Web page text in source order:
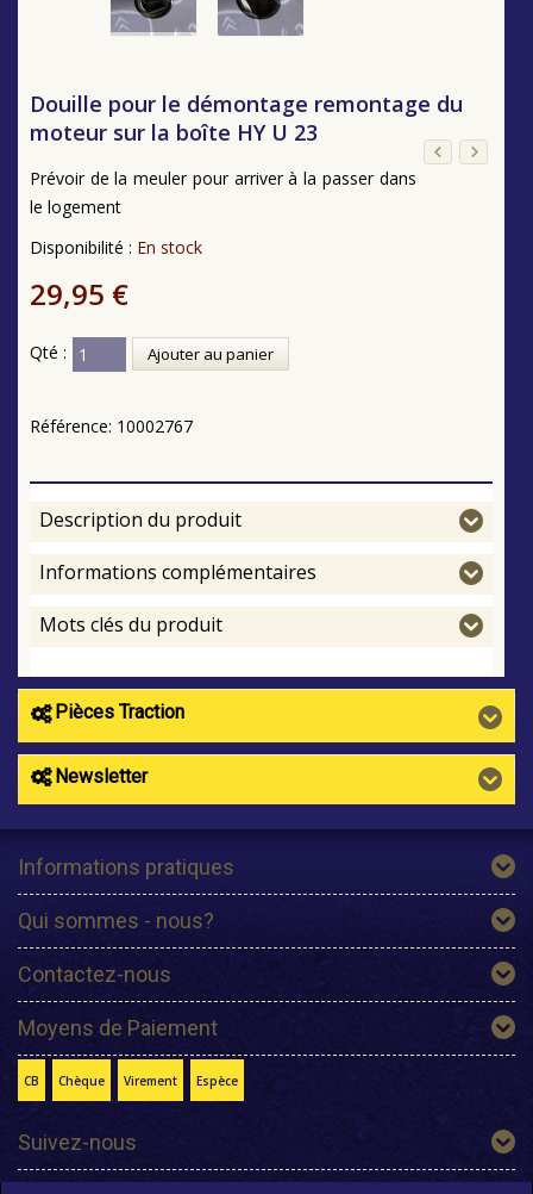
Douille pour le démontage remontage du
moteur sur la boîte HY U 23
Prévoir de la meuler pour arriver à la passer dans
le logement
Disponibilité : En stock
29,95 €
Qté : Ajouter au panier
Référence: 10002767
Description du produit
Informations complémentaires
Mots clés du produit
Pièces Traction
Newsletter
Informations pratiques
Qui sommes - nous?
Contactez-nous
Moyens de Paiement
CB Chèque Virement Espèce
Suivez-nous